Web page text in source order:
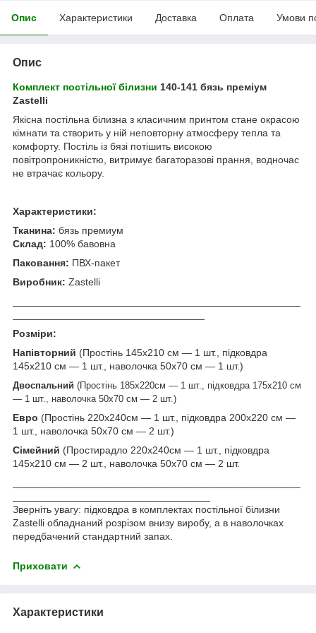
Опис Характеристики Доставка Оплата Умови
Опис
Комплект постільної білизни 140-141 бязь преміум
Zastelli
Якісна постільна білизна з класичним принтом стане окрасою
кімнати та створить у ній неповторну атмосферу тепла та
комфорту. Постіль із бязі потішить високою
повітропроникністю, витримує багаторазові прання, водночас
не втрачає кольору.
Характеристики:
Тканина: бязь премиум
Склад: 100% бавовна
Паковання: ПВХ-пакет
Виробник: Zastelli
Розміри:
Напівторний (Простінь 145х210 см — 1 шт., підковдра
145х210 см — 1 шт., наволочка 50х70 см — 1 шт.)
Двоспальний (Простінь 185х220см — 1 шт., підковдра 175х210 см
— 1 шт., наволочка 50х70 см — 2 шт.)
Евро (Простінь 220х240см — 1 шт., підковдра 200х220 см —
1 шт., наволочка 50х70 см — 2 шт.)
Сімейний (Простирадло 220х240см — 1 шт., підковдра
145х210 см — 2 шт., наволочка 50х70 см — 2 шт.
Зверніть увагу: підковдра в комплектах постільної білизни
Zastelli обладнаний розрізом внизу виробу, а в наволочках
передбачений стандартний запах.
Приховати
Характеристики